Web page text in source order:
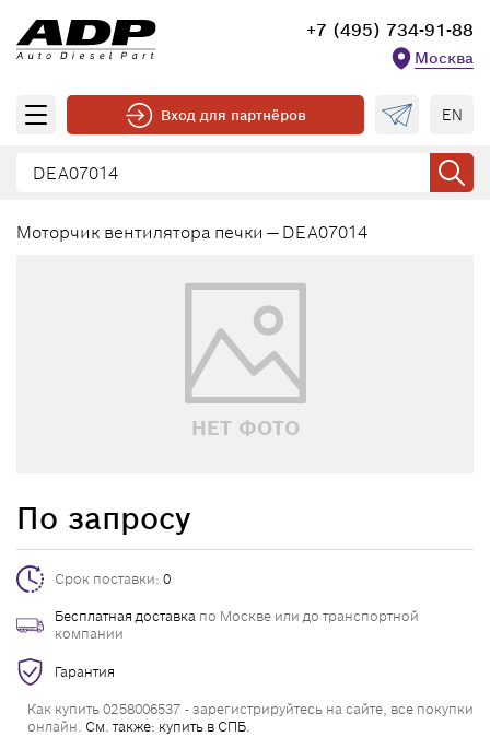
+7 (495) 734-91-88
Москва
Вход для партнёров EN
Моторчик вентилятора печки — DEA07014
НЕТ ФОТО
По запросу
Срок поставки: 0
Бесплатная доставка по Москве или до транспортной
компании
Гарантия
Как купить 0258006537 - зарегистрируйтесь на сайте, все покупки
онлайн. См. также: купить в СПБ.